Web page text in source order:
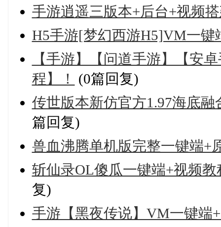
手游逍遥三版本+后台+视频
H5手游[梦幻西游H5]VM一键
【手游】【问道手游】【安
程】！
(0篇回复)
传世版本新仿官方1.97海底
篇回复)
兽血沸腾单机版完整一键端+
斩仙录OL傻瓜一键端+视频
复)
手游【黑夜传说】VM一键端